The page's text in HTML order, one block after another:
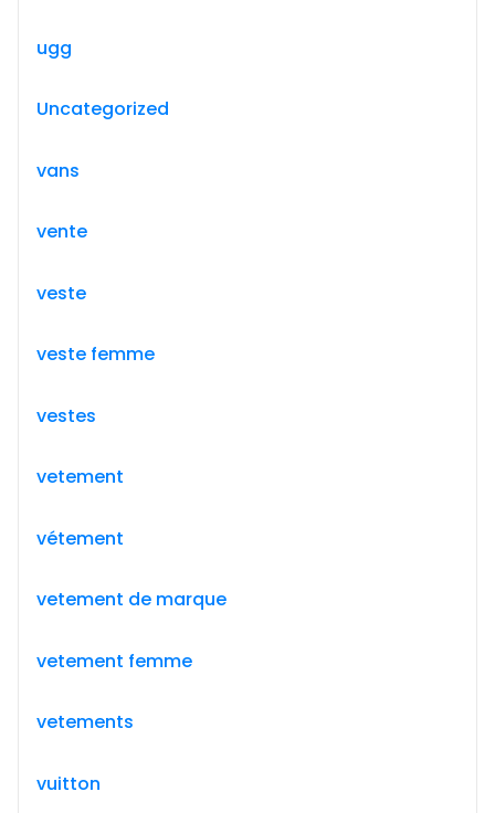
ugg
Uncategorized
vans
vente
veste
veste femme
vestes
vetement
vétement
vetement de marque
vetement femme
vetements
vuitton